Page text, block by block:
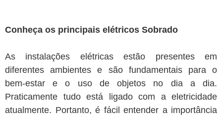
Conheça os principais elétricos Sobrado
As instalações elétricas estão presentes em
diferentes ambientes e são fundamentais para o
bem-estar e o uso de objetos no dia a dia.
Praticamente tudo está ligado com a eletricidade
atualmente. Portanto, é fácil entender a importância